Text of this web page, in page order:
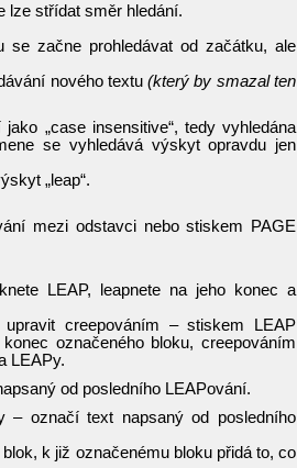
lze střídat směr hledání.
se začne prohledávat od začátku, ale
nového textu(který by smazal ten
„case insensitive“, tedy vyhledána
se vyhledává výskyt opravdu jen
„leap“.
mezi odstavci nebo stiskem PAGE
LEAP, leapnete na jeho konec a
creepováním – stiskem LEAP
označeného bloku, creepováním
LEAPy.
od posledního LEAPování.
– označí text napsaný od posledního
k již označenému bloku přidá to, co